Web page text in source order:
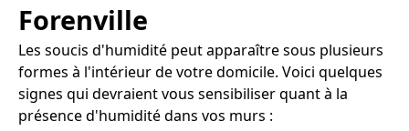
Forenville
Les soucis d'humidité peut apparaître sous plusieurs
formes à l'intérieur de votre domicile. Voici quelques
signes qui devraient vous sensibiliser quant à la
présence d'humidité dans vos murs :